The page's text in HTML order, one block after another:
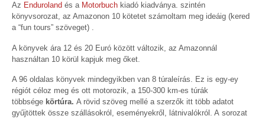
Az Enduroland és a Motorbuch kiadó kiadványa. szintén
könyvsorozat, az Amazonon 10 kötetet számoltam meg ideáig (kered
a “fun tours” szöveget) .
A könyvek ára 12 és 20 Euró között változik, az Amazonnál
használtan 10 körül kapjuk meg őket.
A 96 oldalas könyvek mindegyikben van 8 túraleírás. Ez is egy-ey
régiót céloz meg és ott motorozik, a 150-300 km-es túrák
többsége körtúra. A rövid szöveg mellé a szerzők itt több adatot
gyűjtöttek össze szállásokról, eseményekről, látnivalókról. A sorozat